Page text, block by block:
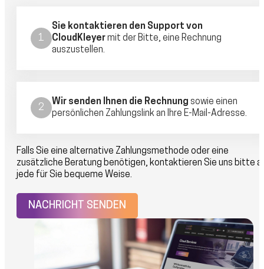
Sie kontaktieren den Support von
CloudKleyermit der Bitte, eine Rechnung
auszustellen.
Wir senden Ihnen die Rechnung sowie einen
persönlichen Zahlungslink an Ihre E-Mail-Adresse.
Falls Sie eine alternative Zahlungsmethode oder eine
zusätzliche Beratung benötigen, kontaktieren Sie uns bitte
jede für Sie bequeme Weise.
NACHRICHT SENDEN